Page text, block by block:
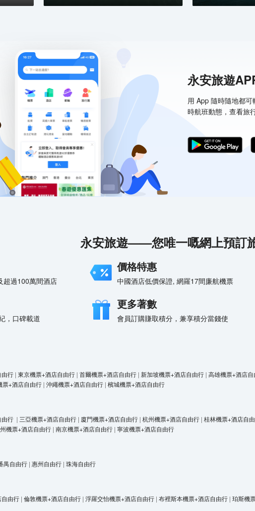
永安旅遊
用 App 隨時隨地都
時航班動態，查看旅
永安旅遊——您唯一嘅網上預訂
超過100萬間酒店
價格特惠
中國酒店低價保證, 網羅17間廉航機票
，口碑載道
更多著數
會員訂購賺取積分，兼享積分當錢使
由行 | 東京機票+酒店自由行 | 首爾機票+酒店自由行 | 新加坡機票+酒店自由行 | 高雄機票+酒店
票+酒店自由行 | 沖繩機票+酒店自由行 | 檳城機票+酒店自由行
由行 | 三亞機票+酒店自由行 | 廈門機票+酒店自由行 | 杭州機票+酒店自由行 | 桂林機票+酒店自
機票+酒店自由行 | 南京機票+酒店自由行 | 寧波機票+酒店自由行
禺自由行 | 惠州自由行 | 珠海自由行
由行 | 倫敦機票+酒店自由行 | 浮羅交怡機票+酒店自由行 | 布裡斯本機票+酒店自由行 | 珀斯機